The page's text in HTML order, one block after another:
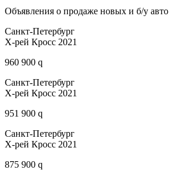
Объявления о продаже новых и б/у авто
Санкт-Петербург
Х-рей Кросс 2021
960 900 q
Санкт-Петербург
Х-рей Кросс 2021
951 900 q
Санкт-Петербург
Х-рей Кросс 2021
875 900 q